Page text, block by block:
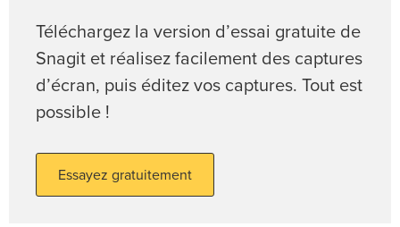
Téléchargez la version d’essai gratuite de
Snagit et réalisez facilement des captures
d’écran, puis éditez vos captures. Tout est
possible !
Essayez gratuitement